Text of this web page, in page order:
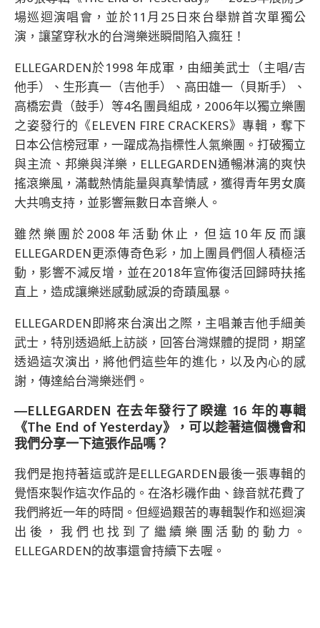
場巡迴演唱會，並於11月25日來台舉辦首次單獨公
演，讓望穿秋水的台灣樂迷瞬間陷入瘋狂！
ELLEGARDEN於1998 年成軍，由細美武士（主唱/吉
他手）、生形真一（吉他手）、高田雄一（貝斯手）、
高橋宏貴（鼓手）等4名團員組成，2006年以獨立樂團
之姿發行的《ELEVEN FIRE CRACKERS》專輯，奪下
日本公信榜冠軍，一躍成為指標性人氣樂團。打破獨立
與主流、邦樂與洋樂，ELLEGARDEN通暢淋漓的爽快
搖滾樂風，滿載熱情能量與真摯情感，獲得青年男女廣
大共鳴支持，並影響無數日本音樂人。
雖然樂團於2008年活動休止，但這10年反而讓
ELLEGARDEN更添傳奇色彩，加上團員們個人積極活
動，影響不減反增，並在2018年宣佈復活回歸時扶搖
直上，造成讓樂迷感動感淚的奇蹟風暴。
ELLEGARDEN即將來台演出之際，主唱兼吉他手細美
武士，特別透過紙上訪談，回答台灣媒體的提問，期望
透過這次演出，將他們這些年的進化，以及內心的感
謝，傳達給台灣樂迷們。
―ELLEGARDEN 在去年發行了睽違 16 年的專輯
《The End of Yesterday》，可以趁著這個機會和
我們分享一下這張作品嗎？
我們是抱持著這或許是ELLEGARDEN最後一張專輯的
覺悟來製作這次作品的。在洛杉磯作曲、錄音就花費了
我們將近一年的時間。但經過艱苦的專輯製作和巡迴演
出後，我們也找到了繼續樂團活動的動力。
ELLEGARDEN的故事還會持續下去喔。